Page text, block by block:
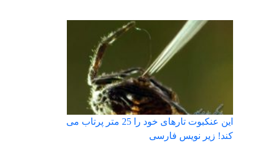
این عنکبوت تارهای خود را 25 متر پرتاب می
کند! زیر نویس فارسی